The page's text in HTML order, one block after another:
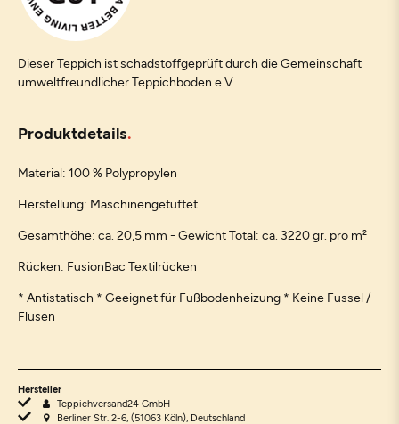
Dieser Teppich ist schadstoffgeprüft durch die Gemeinschaft
umweltfreundlicher Teppichboden e.V.
Produktdetails
Material: 100 % Polypropylen
Herstellung: Maschinengetuftet
Gesamthöhe: ca. 20,5 mm - Gewicht Total: ca. 3220 gr. pro m²
Rücken: FusionBac Textilrücken
* Antistatisch * Geeignet für Fußbodenheizung * Keine Fussel /
Flusen
Hersteller
Teppichversand24 GmbH
Berliner Str. 2-6, (51063 Köln), Deutschland